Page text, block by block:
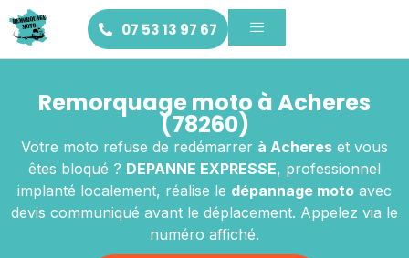
07 53 13 97 67
Remorquage moto à Acheres
(78260)
Votre moto refuse de redémarrer à Acheres et vous
êtes bloqué ? DEPANNE EXPRESSE, professionnel
implanté localement, réalise le dépannage moto avec
devis communiqué avant le déplacement. Appelez via le
numéro affiché.